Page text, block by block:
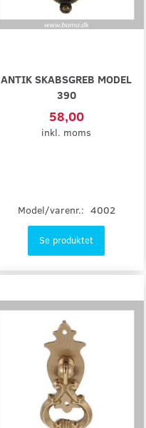
ANTIK SKABSGREB MODEL
390
58,00
inkl. moms
Model/varenr.: 4002
Se produktet